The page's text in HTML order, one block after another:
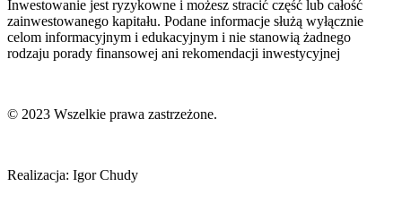
Inwestowanie jest ryzykowne i możesz stracić część lub całość
zainwestowanego kapitału. Podane informacje służą wyłącznie
celom informacyjnym i edukacyjnym i nie stanowią żadnego
rodzaju porady finansowej ani rekomendacji inwestycyjnej
© 2023 Wszelkie prawa zastrzeżone.
Realizacja: Igor Chudy